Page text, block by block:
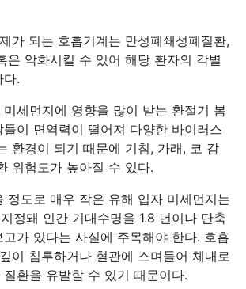
가 되는 호흡기계는 만성폐쇄성폐질환,
은 악화시킬 수 있어 해당 환자의 각별
다.
세먼지에 영향을 많이 받는 환절기 봄
이 면역력이 떨어져 다양한 바이러스
환경이 되기 때문에 기침, 가래, 코 감
위험도가 높아질 수 있다.
정도로 매우 작은 유해 입자 미세먼지는
정돼 인간 기대수명을 1.8 년이나 단축
가 있다는 사실에 주목해야 한다. 호흡
이 침투하거나 혈관에 스며들어 체내로
환을 유발할 수 있기 때문이다.